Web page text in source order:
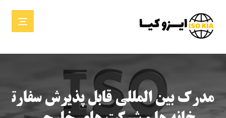
مدرک بین المللی قابل پذیرش سفارت